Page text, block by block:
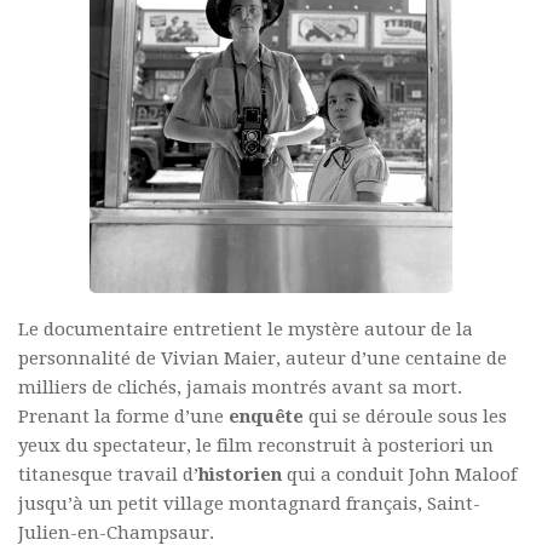
Le documentaire entretient le mystère autour de la
personnalité de Vivian Maier, auteur d’une centaine de
milliers de clichés, jamais montrés avant sa mort.
Prenant la forme d’une enquête qui se déroule sous les
yeux du spectateur, le film reconstruit à posteriori un
titanesque travail d’historien qui a conduit John Maloof
jusqu’à un petit village montagnard français, Saint-
Julien-en-Champsaur.